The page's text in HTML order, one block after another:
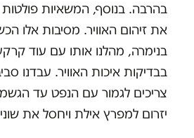
בהרבה. בנוסף, המשאיות פולטות
את זיהום האוויר. מסיבות אלו
בנימרה, מהלנו אותו עם עוד
בבדיקות איכות האוויר. עבדנו
צריכים לגמור עם הנפט עד
יזרום למפרץ אילת ויחסל את